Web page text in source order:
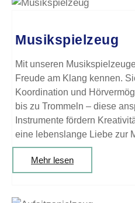
Musikspielzeug
Mit unseren
Freude am Klang kennen.
Koordination und
bis zu Trommeln – diese
Instrumente fördern
eine lebenslange Liebe zur
Mehr lesen